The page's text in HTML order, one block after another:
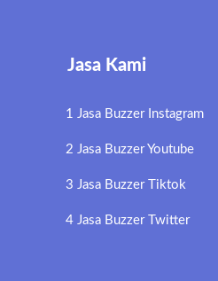
Jasa Kami
1 Jasa Buzzer Instagram
2 Jasa Buzzer Youtube
3 Jasa Buzzer Tiktok
4 Jasa Buzzer Twitter